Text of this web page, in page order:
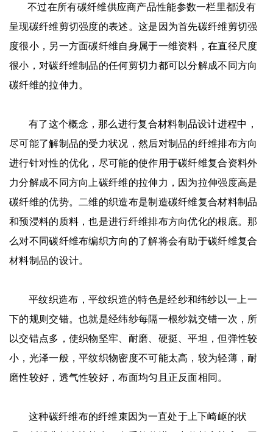
不过在所有碳纤维供应商产品性能参数一栏里都没有
呈现碳纤维剪切强度的表述。这是因为首先碳纤维剪切强
度很小，另一方面碳纤维自身属于一维资料，在直径尺度
很小，对碳纤维制品的任何剪切力都可以分解成不同方向
碳纤维的拉伸力。
有了这个概念，那么进行复合材料制品设计进程中，
尽可能了解制品的受力状况，然后对制品的纤维排布方向
进行针对性的优化，尽可能的使作用于碳纤维复合资料外
力分解成不同方向上碳纤维的拉伸力，因为拉伸强度高是
碳纤维的优势。二维的织造布是制造碳纤维复合材料制品
和预浸料的质料，也是进行纤维排布方向优化的根底。那
么对不同碳纤维布编织方向的了解将会有助于碳纤维复合
材料制品的设计。
平纹织造布，平纹织造的特色是经纱和纬纱以一上一
下的规则交错。也就是经纬纱每隔一根纱就交错一次，所
以交错点多，使织物坚牢、耐磨、硬挺、平坦，但弹性较
小，光泽一般，平纹织物密度不可能太高，较为轻薄，耐
磨性较好，透气性较好，布面均匀且正反面相同。
这种碳纤维布的纤维束因为一直处于上下崎岖的状